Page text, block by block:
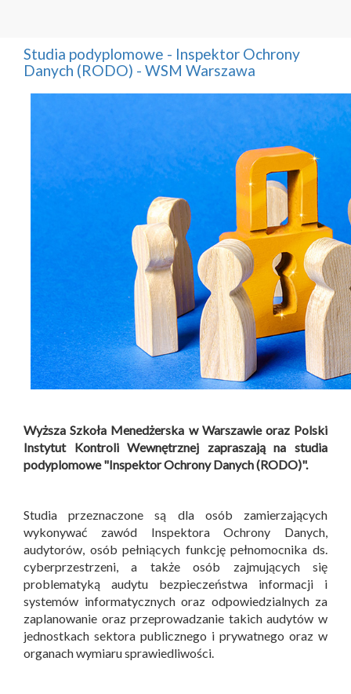
Studia podyplomowe - Inspektor Ochrony
Danych (RODO) - WSM Warszawa
Wyższa Szkoła Menedżerska w Warszawie oraz Polski
Instytut Kontroli Wewnętrznej zapraszają na studia
podyplomowe "Inspektor Ochrony Danych (RODO)".
Studia przeznaczone są dla osób zamierzających
wykonywać zawód Inspektora Ochrony Danych,
audytorów, osób pełniących funkcję pełnomocnika ds.
cyberprzestrzeni, a także osób zajmujących się
problematyką audytu bezpieczeństwa informacji i
systemów informatycznych oraz odpowiedzialnych za
zaplanowanie oraz przeprowadzanie takich audytów w
jednostkach sektora publicznego i prywatnego oraz w
organach wymiaru sprawiedliwości.